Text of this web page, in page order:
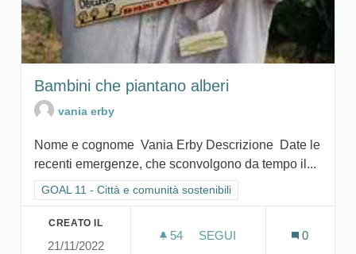
Bambini che piantano alberi
vania erby
Nome e cognome Vania Erby Descrizione Date le
recenti emergenze, che sconvolgono da tempo il...
Filtra i risultati per categoria: GOAL 11 - Città e comunità
GOAL 11 - Città e comunità sostenibili
CREATO IL
21/11/2022
54 54 SOSTENITORI
SEGUI
0